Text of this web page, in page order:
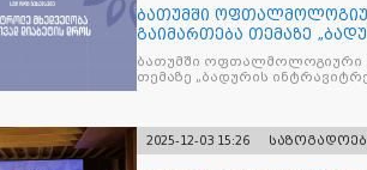
ბათუმში
გაიმართება თემაზე
მკურნალობის ოპტიმიზაცი
ბათუმში ოფთალმოლოგიური
თემაზე „ბადურის
2025-12-03 15:26